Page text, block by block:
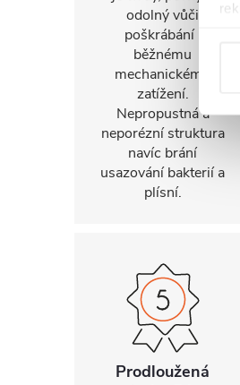
odolný vůči
poškrábání i
běžnému
mechanickému
zatížení.
Nepropustná a
neporézní struktura
navíc brání
usazování bakterií a
plísní.
Prodloužená